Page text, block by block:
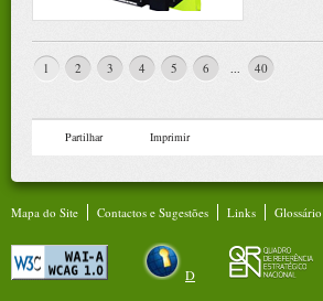
1 2 3 4 5 6 ... 40
Partilhar Imprimir
Mapa do Site Contactos e Sugestões Links Glossário
D